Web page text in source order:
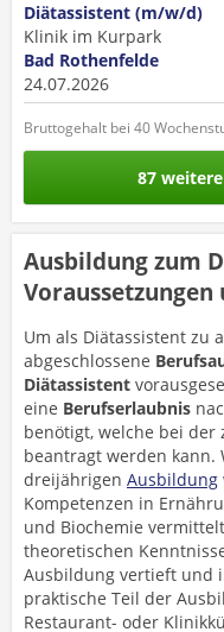
Diätassistent (m/w/d)
Klinik im Kurpark
Bad Rothenfelde
24.07.2026
Bruttogehalt bei 40
87
Ausbildung zum
Um als Diätassistent zu
abgeschlossene
Diätassistent
eine Berufserlaubnis
benötigt, welche bei der
beantragt werden kann.
dreijährigen Ausbildung
Kompetenzen in
und Biochemie
theoretischen
Ausbildung vertieft und
praktische Teil der
Restaurant- oder